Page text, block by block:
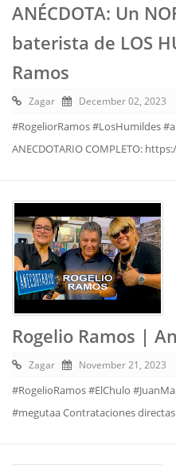
ANÉCDOTA: Un
baterista de LOS
Ramos
Zagar December 02, 2023
#RogeliorRamos #LosHumildes
ANECDOTARIO COMPLETO:
Rogelio Ramos |
Zagar November 21, 2023
#RogelioRamos #ElChulo
#megutaa Contrataciones directas: